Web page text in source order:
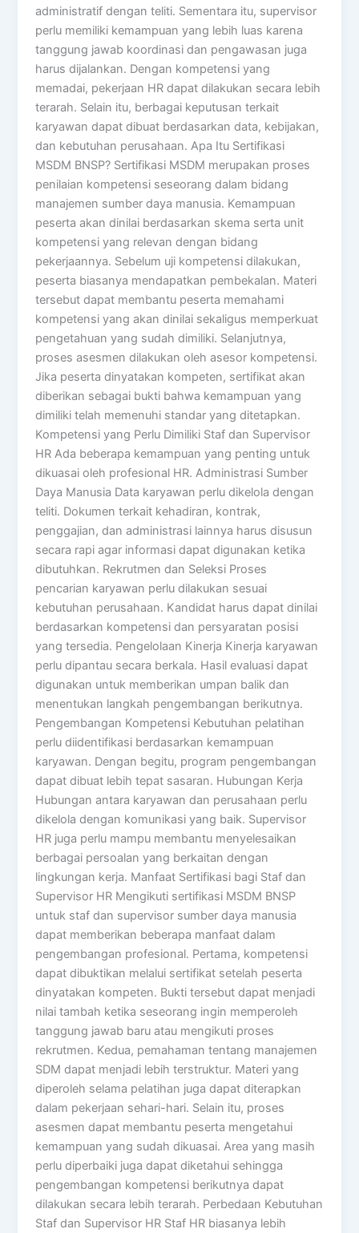
administratif dengan teliti. Sementara itu, supervisor
perlu memiliki kemampuan yang lebih luas karena
tanggung jawab koordinasi dan pengawasan juga
harus dijalankan. Dengan kompetensi yang
memadai, pekerjaan HR dapat dilakukan secara lebih
terarah. Selain itu, berbagai keputusan terkait
karyawan dapat dibuat berdasarkan data, kebijakan,
dan kebutuhan perusahaan. Apa Itu Sertifikasi
MSDM BNSP? Sertifikasi MSDM merupakan proses
penilaian kompetensi seseorang dalam bidang
manajemen sumber daya manusia. Kemampuan
peserta akan dinilai berdasarkan skema serta unit
kompetensi yang relevan dengan bidang
pekerjaannya. Sebelum uji kompetensi dilakukan,
peserta biasanya mendapatkan pembekalan. Materi
tersebut dapat membantu peserta memahami
kompetensi yang akan dinilai sekaligus memperkuat
pengetahuan yang sudah dimiliki. Selanjutnya,
proses asesmen dilakukan oleh asesor kompetensi.
Jika peserta dinyatakan kompeten, sertifikat akan
diberikan sebagai bukti bahwa kemampuan yang
dimiliki telah memenuhi standar yang ditetapkan.
Kompetensi yang Perlu Dimiliki Staf dan Supervisor
HR Ada beberapa kemampuan yang penting untuk
dikuasai oleh profesional HR. Administrasi Sumber
Daya Manusia Data karyawan perlu dikelola dengan
teliti. Dokumen terkait kehadiran, kontrak,
penggajian, dan administrasi lainnya harus disusun
secara rapi agar informasi dapat digunakan ketika
dibutuhkan. Rekrutmen dan Seleksi Proses
pencarian karyawan perlu dilakukan sesuai
kebutuhan perusahaan. Kandidat harus dapat dinilai
berdasarkan kompetensi dan persyaratan posisi
yang tersedia. Pengelolaan Kinerja Kinerja karyawan
perlu dipantau secara berkala. Hasil evaluasi dapat
digunakan untuk memberikan umpan balik dan
menentukan langkah pengembangan berikutnya.
Pengembangan Kompetensi Kebutuhan pelatihan
perlu diidentifikasi berdasarkan kemampuan
karyawan. Dengan begitu, program pengembangan
dapat dibuat lebih tepat sasaran. Hubungan Kerja
Hubungan antara karyawan dan perusahaan perlu
dikelola dengan komunikasi yang baik. Supervisor
HR juga perlu mampu membantu menyelesaikan
berbagai persoalan yang berkaitan dengan
lingkungan kerja. Manfaat Sertifikasi bagi Staf dan
Supervisor HR Mengikuti sertifikasi MSDM BNSP
untuk staf dan supervisor sumber daya manusia
dapat memberikan beberapa manfaat dalam
pengembangan profesional. Pertama, kompetensi
dapat dibuktikan melalui sertifikat setelah peserta
dinyatakan kompeten. Bukti tersebut dapat menjadi
nilai tambah ketika seseorang ingin memperoleh
tanggung jawab baru atau mengikuti proses
rekrutmen. Kedua, pemahaman tentang manajemen
SDM dapat menjadi lebih terstruktur. Materi yang
diperoleh selama pelatihan juga dapat diterapkan
dalam pekerjaan sehari-hari. Selain itu, proses
asesmen dapat membantu peserta mengetahui
kemampuan yang sudah dikuasai. Area yang masih
perlu diperbaiki juga dapat diketahui sehingga
pengembangan kompetensi berikutnya dapat
dilakukan secara lebih terarah. Perbedaan Kebutuhan
Staf dan Supervisor HR Staf HR biasanya lebih